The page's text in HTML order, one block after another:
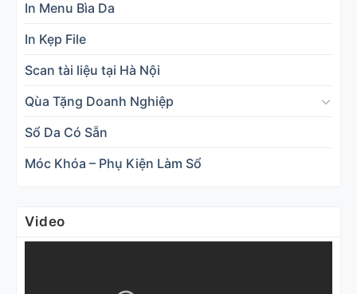
In Menu Bìa Da
In Kẹp File
Scan tài liệu tại Hà Nội
Qùa Tặng Doanh Nghiệp
Sổ Da Có Sẵn
Móc Khóa – Phụ Kiện Làm Sổ
Video